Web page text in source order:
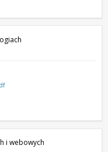
i webowych